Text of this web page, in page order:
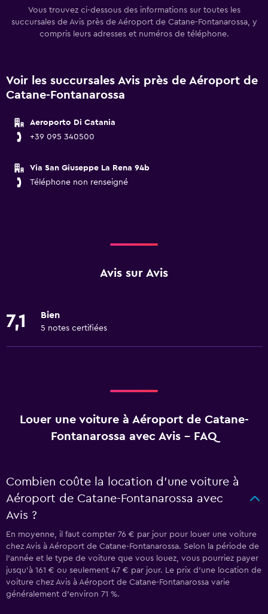
Vous trouvez ci-dessous des informations sur toutes les
succursales de Avis près de Aéroport de Catane-Fontanarossa, y
compris leurs adresses et numéros de téléphone.
Voir les succursales Avis près de Aéroport de
Catane-Fontanarossa
Aeroporto Di Catania
+39 095 340500
Via San Giuseppe La Rena 94b
Téléphone non renseigné
Avis sur Avis
7,1 Bien
5 notes certifiées
Louer une voiture à Aéroport de Catane-
Fontanarossa avec Avis - FAQ
Combien coûte la location d’une voiture à
Aéroport de Catane-Fontanarossa avec
Avis ?
En moyenne, il faut compter 76 € par jour pour louer une voiture
chez Avis à Aéroport de Catane-Fontanarossa. Selon la période de
l'année et le type de voiture que vous louez, vous pourriez payer
jusqu'à 161 € ou seulement 47 € par jour. Le prix d'une location de
voiture chez Avis à Aéroport de Catane-Fontanarossa varie
généralement d'environ 71 %.